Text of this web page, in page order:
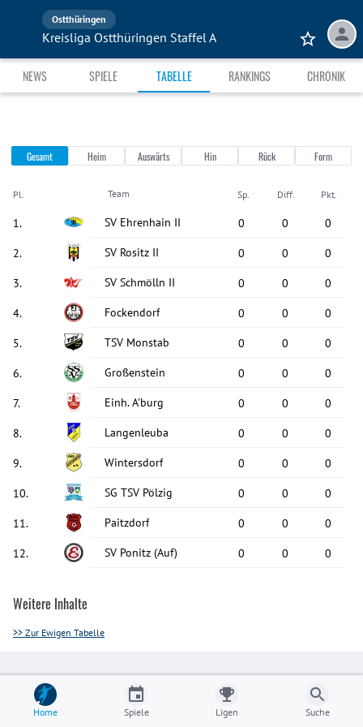
Ostthüringen
Kreisliga Ostthüringen Staffel A
NEWS SPIELE TABELLE RANKINGS CHRONIK
Gesamt Heim Auswärts Hin Rück Form
Pl. Team Sp. Diff. Pkt.
1. SV Ehrenhain II 0 0 0
2. SV Rositz II 0 0 0
3. SV Schmölln II 0 0 0
4. Fockendorf 0 0 0
5. TSV Monstab 0 0 0
6. Großenstein 0 0 0
7. Einh. A'burg 0 0 0
8. Langenleuba 0 0 0
9. Wintersdorf 0 0 0
10. SG TSV Pölzig 0 0 0
11. Paitzdorf 0 0 0
12. SV Ponitz (Auf) 0 0 0
Weitere Inhalte
>> Zur Ewigen Tabelle
Home Spiele Ligen Suche